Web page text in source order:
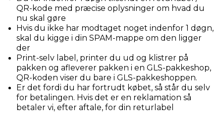
QR-kode med præcise oplysninger om hvad du
nu skal gøre
Hvis du ikke har modtaget noget indenfor 1 døgn,
skal du kigge i din SPAM-mappe om den ligger
der
Print-selv label, printer du ud og klistrer på
pakken og afleverer pakken i en GLS-pakkeshop,
QR-koden viser du bare i GLS-pakkeshoppen.
Er det fordi du har fortrudt købet, så står du selv
for betalingen. Hvis det er en reklamation så
betaler vi, efter aftale, for din returlabel